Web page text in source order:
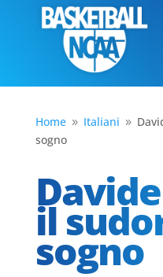
Home 9 Italiani 9
sogno
il
sogno